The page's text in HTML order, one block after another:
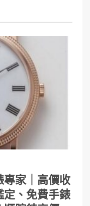
專家｜高價收
定、免費手錶